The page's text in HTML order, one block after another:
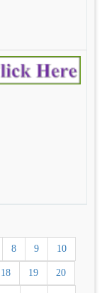
8 9 10
18 19 20